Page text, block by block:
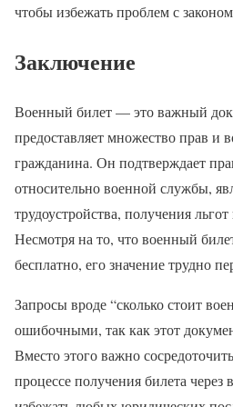
чтобы избежать проблем с
Заключение
Военный билет — это важный
предоставляет множество прав и
гражданина. Он подтверждает
относительно военной службы,
трудоустройства, получения
Несмотря на то, что военный
бесплатно, его значение трудно
Запросы вроде “сколько стоит
ошибочными, так как этот
Вместо этого важно
процессе получения билета через